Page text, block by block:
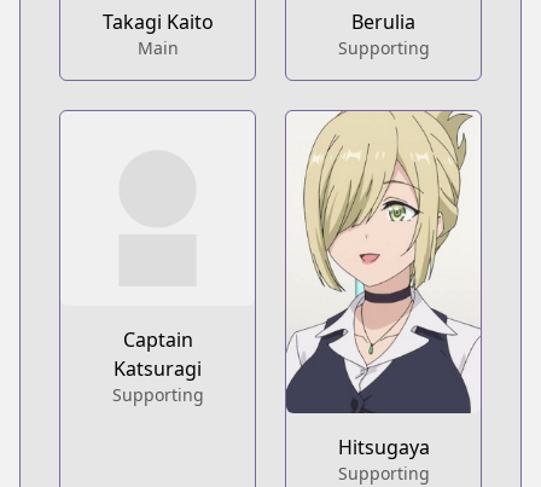
Takagi Kaito
Main
Berulia
Supporting
Captain
Katsuragi
Supporting
Hitsugaya
Supporting